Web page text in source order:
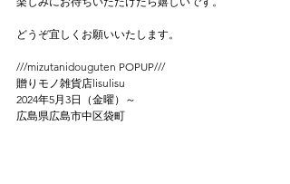
どうぞ宜しくお願いいたします。
///mizutanidouguten POPUP///
贈りモノ雑貨店lisulisu
2024年5月3日（金曜）～
広島県広島市中区袋町